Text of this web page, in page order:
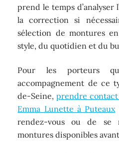
prend le temps d’analyser
la correction si
sélection de montures
style, du quotidien et du
Pour les porteurs
accompagnement de ce
de-Seine,prendre
Emma Lunette à Puteaux
rendez-vous ou de se
montures disponibles